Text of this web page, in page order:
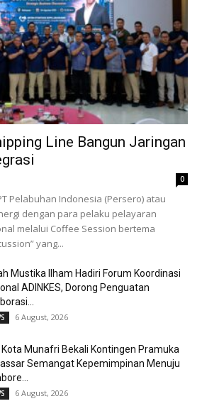
Line Bangun Jaringan
0
PT Pelabuhan Indonesia (Persero) atau
dengan para pelaku pelayaran
melalui Coffee Session bertema
yang...
Mustika Ilham Hadiri Forum Koordinasi
ADINKES, Dorong Penguatan
6 August, 2026
Kota Munafri Bekali Kontingen Pramuka
Semangat Kepemimpinan Menuju
6 August, 2026